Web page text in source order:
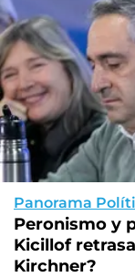
Panorama
Peronismo y
Kicillof
Kirchner?